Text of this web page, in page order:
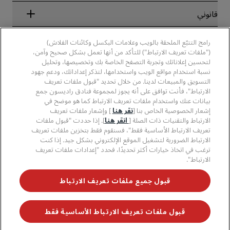
تطبيق فنادق راديسون
الفنادق المعتمدة في مجال الرياضة
فنادق مناسبة للعائلات
الصحة والسلامة
مجموعة فنادق راديسون
وسائل الإعلام
الوظائف، مجموعة فنادق PPHE
الوظائف في مجموعة فنادق EHL
The Club by RHG
فرص التنمية
الأعمال المسؤولة
المشتريات
قانوني
الإشعار القانوني
شروط برنامج Radisson Rewards وأحكامه
اتفاقية استخدام الموقع
سهولة التصفح الرقمي
بيان الرق ّ المعاصر
مساعدة
تنبيهات للمستهلكين
بيانات الاتصال
الأسئلة الشائعة
خريطة الموقع
وسائل التواصل الاجتماعي
علامات فنادق راديسون التجارية
لا تفوّت فرصة الحصول على أفضل عروضنا
جميع الحقوق محفوظة. مجموعة فنادق
راديسون (RHG)، وراديسون، وراديسون رِد، وراديسون بلو، وراديسون كوليكشن،
رامج التتبّع الملحقة بالويب وعلامات البكسل وكائنات الفلاش)
("ملفات تعريف الارتباط") للتأكد من أنها تعمل بشكل صحيح وآمن،
لتحسين إعلاناتك وتجربة التصفح الخاصة بك وتخصيصها، وتحليل
نسبة استخدام مواقع الويب واستخدامها، لتذكر إعداداتك، ودعم جهود
التسويق والمبيعات لدينا. من خلال تحديد "قبول ملفات تعريف
الارتباط"، فأنت توافق على أنه يجوز لمجموعة فنادق راديسون جمع
بيانات عنك واستخدام ملفات تعريف الارتباط كما هو موضح في
إشعار الخصوصية الخاص بنا [نقر هنا ] وإشعار ملفات تعريف
الارتباط والتقنيات ذات الصلة [ انقر هنا]. إذا حددت "قبول ملفات
تعريف الارتباط الأساسية فقط"، فسنقوم فقط بتخزين ملفات تعريف
الارتباط الضرورية لتشغيل الموقع الإلكتروني بشكل جيد. إذا كنت
ترغب في اتخاذ خيارات أكثر تحديدًا، فحدد "إعدادات ملفات تعريف
الارتباط".
قبول جميع ملفات تعريف الارتباط
قبول ملفات تعريف الارتباط الأساسية فقط